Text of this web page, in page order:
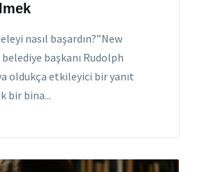
nasıl başardın?”New
başkanı Rudolph
oldukça etkileyici bir yanıt
bir bina...